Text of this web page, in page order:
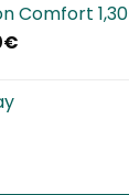
è:
22,90€.
Comfort 1,30
€Il